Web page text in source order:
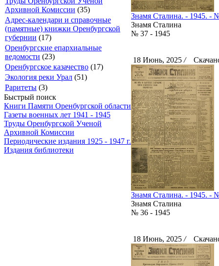
Архивной Комиссии (35)
Адрес-календари и справочные
(памятные) книжки Оренбургской
губернии (17)
Оренбургские епархиальные
ведомости (23)
Оренбургское казачество (17)
Экология реки Урал (51)
Раритеты (3)
Быстрый поиск
Книги Памяти Оренбургской области
Газеты военных лет 1941 - 1945
Труды Оренбургской Ученой
Архивной Комиссии
Периодические издания 1925 - 1947 г.
Издания библиотеки
Знамя Сталина. - 1945. -
Знамя Сталина
№ 37 - 1945
18 Июнь, 2025 /
Знамя Сталина. - 1945. -
Знамя Сталина
№ 36 - 1945
18 Июнь, 2025 /